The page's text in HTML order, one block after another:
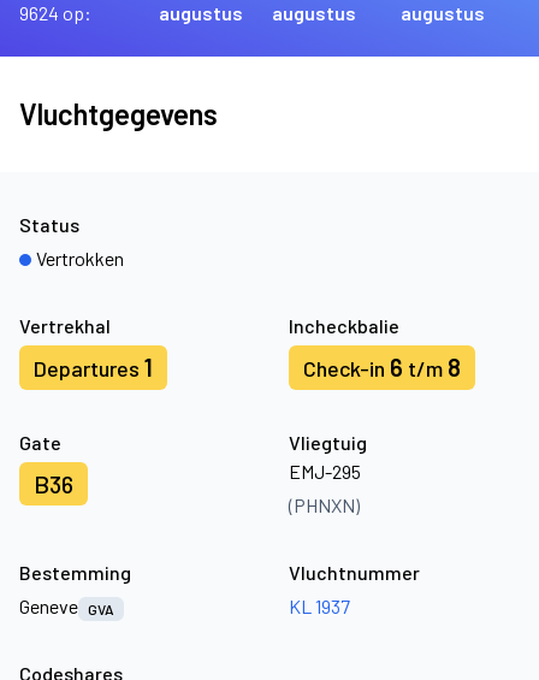
9624 op:
augustus
augustus
augustus
Vluchtgegevens
Vertrekhal
Departures 1
Incheckbalie
Check-in 6 t/m 8
Gate
B36
Vliegtuig
EMJ-295
(PHNXN)
Status
Vertrokken
Bestemming
Geneve GVA
Vluchtnummer
KL 1937
Codeshares